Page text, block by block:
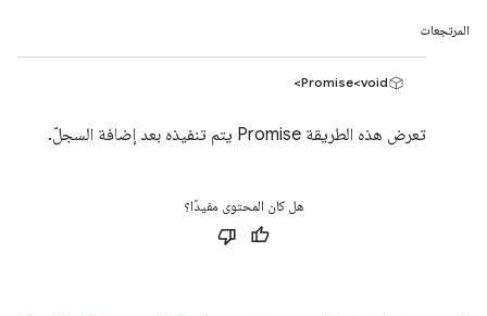
المرتجعات
Promise<void>
تعرض هذه الطريقة Promise يتم تنفيذه بعد إضافة السجلّ.
هل كان المحتوى مفيدًا؟